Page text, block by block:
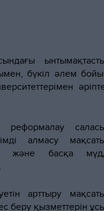
бүкіл әлем
реформалау
алмасу
және басқа
арттыру
беру қызметтерін